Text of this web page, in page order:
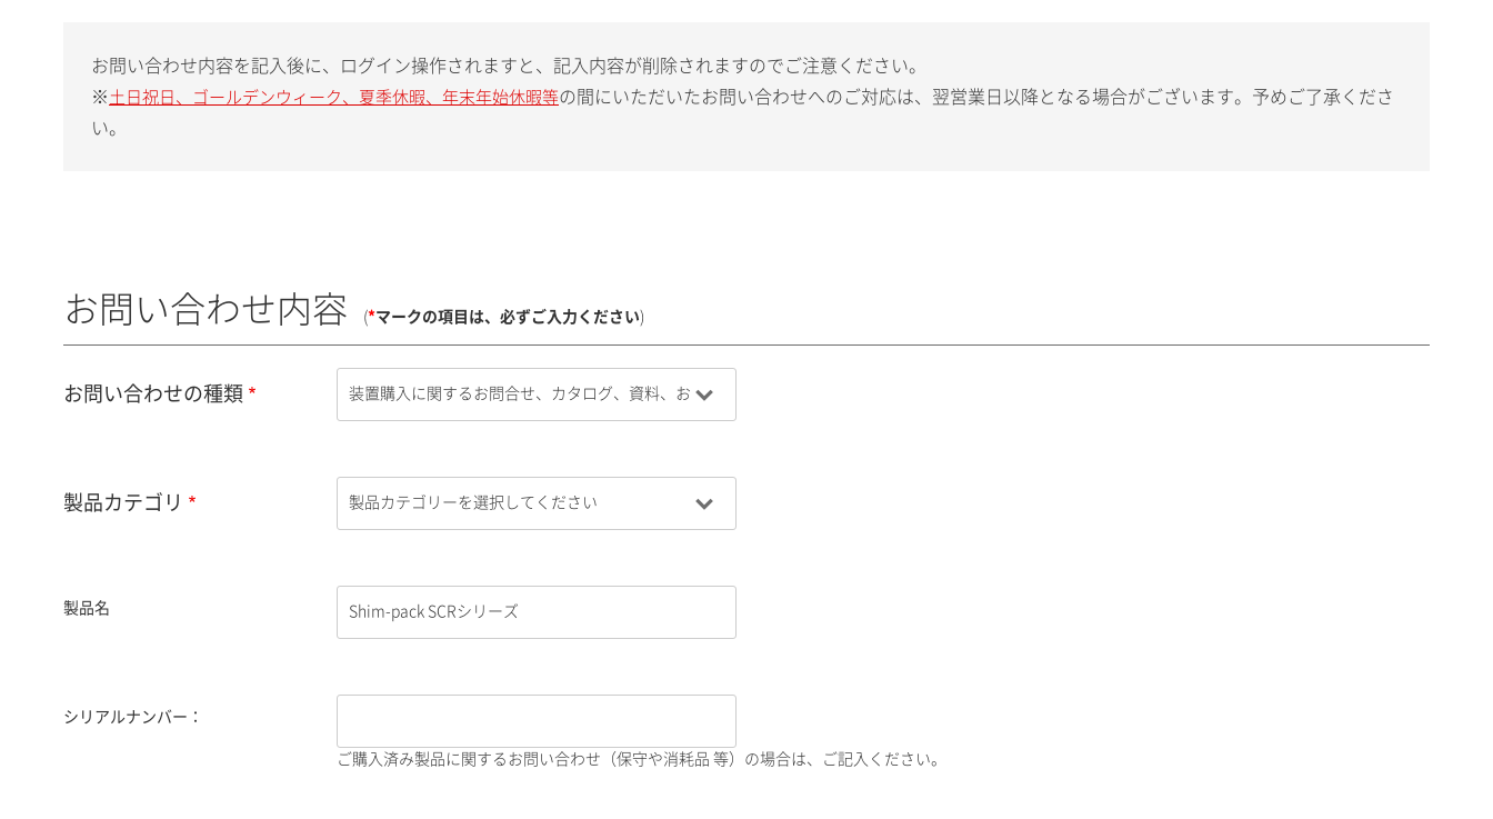
お問い合わせ内容を記入後に、ログイン操作されますと、記入内容が削除されますのでご注意ください。
※ 土日祝日、ゴールデンウィーク、夏季休暇、年末年始休暇等の間にいただいたお問い合わせへのご対応は、翌営業日以降となる場合がございます。予めご了承くださ
い。
お問い合わせ内容 (*マークの項目は、必ずご入力ください)
お問い合わせの種類
製品カテゴリ
製品名
シリアルナンバー：
ご購入済み製品に関するお問い合わせ（保守や消耗品 等）の場合は、ご記入ください。